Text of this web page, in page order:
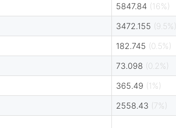
5847.84 (16%)
3472.155 (9.5%)
182.745 (0.5%)
73.098 (0.2%)
365.49 (1%)
2558.43 (7%)